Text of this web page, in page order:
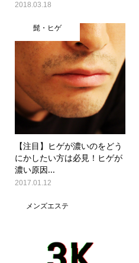
2018.03.18
髭・ヒゲ
【注目】ヒゲが濃いのをどう
にかしたい方は必見！ヒゲが
濃い原因...
2017.01.12
メンズエステ